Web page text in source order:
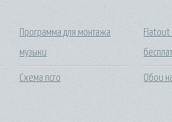
Программа для монтажа
музыки
Схема псго
Flatout
Обои